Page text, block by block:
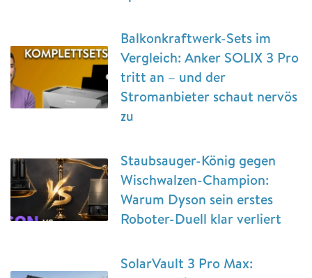
Balkonkraftwerk-Sets im
Vergleich: Anker SOLIX 3 Pro
tritt an – und der
Stromanbieter schaut nervös
zu
Staubsauger-König gegen
Wischwalzen-Champion:
Warum Dyson sein erstes
Roboter-Duell klar verliert
SolarVault 3 Pro Max: